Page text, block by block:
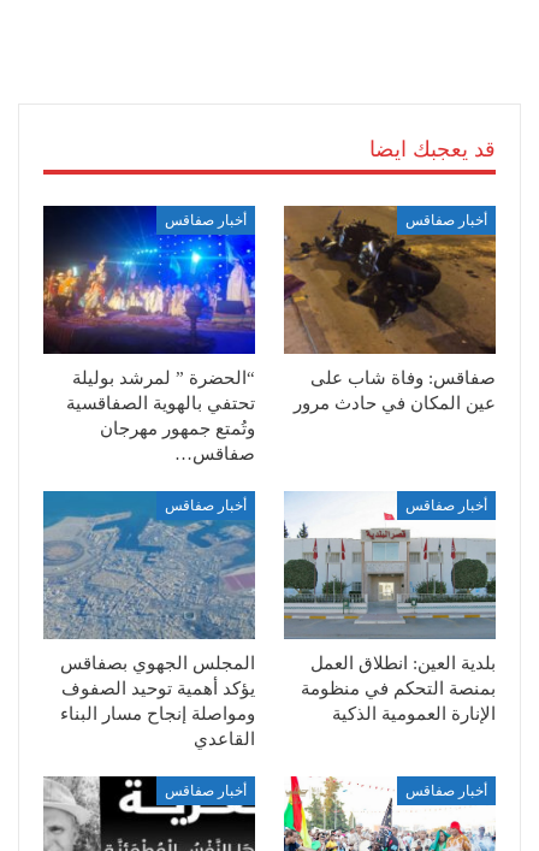
قد يعجبك ايضا
أخبار صفاقس
صفاقس: وفاة شاب على
عين المكان في حادث مرور
أخبار صفاقس
“الحضرة ” لمرشد بوليلة
تحتفي بالهوية الصفاقسية
وتُمتع جمهور مهرجان
صفاقس…
أخبار صفاقس
بلدية العين: انطلاق العمل
بمنصة التحكم في منظومة
الإنارة العمومية الذكية
أخبار صفاقس
المجلس الجهوي بصفاقس
يؤكد أهمية توحيد الصفوف
ومواصلة إنجاح مسار البناء
القاعدي
أخبار صفاقس أخبار صفاقس